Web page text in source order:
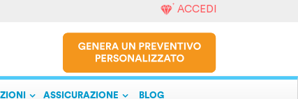
ACCEDI
ASSICURAZIONE BLOG